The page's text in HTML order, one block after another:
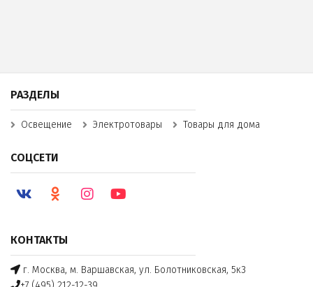
КОНТАКТЫ
г. Москва, м. Варшавская, ул. Болотниковская, 5к3
РАЗДЕЛЫ
Освещение Электротовары Товары для дома
СОЦСЕТИ